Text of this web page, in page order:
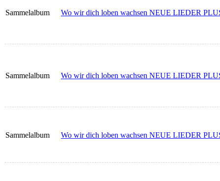
Sammelalbum Wo wir dich loben wachsen NEUE LIEDER
Sammelalbum Wo wir dich loben wachsen NEUE LIEDER
Sammelalbum Wo wir dich loben wachsen NEUE LIEDER